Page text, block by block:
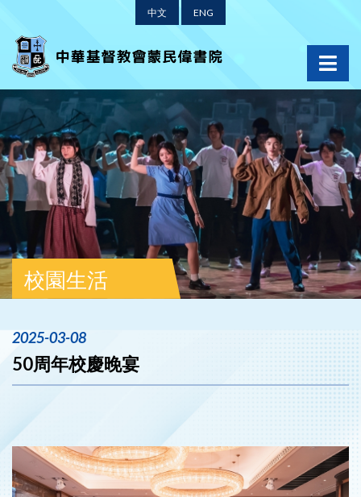
中文 ENG
校園生活
2025-03-08
50周年校慶晚宴